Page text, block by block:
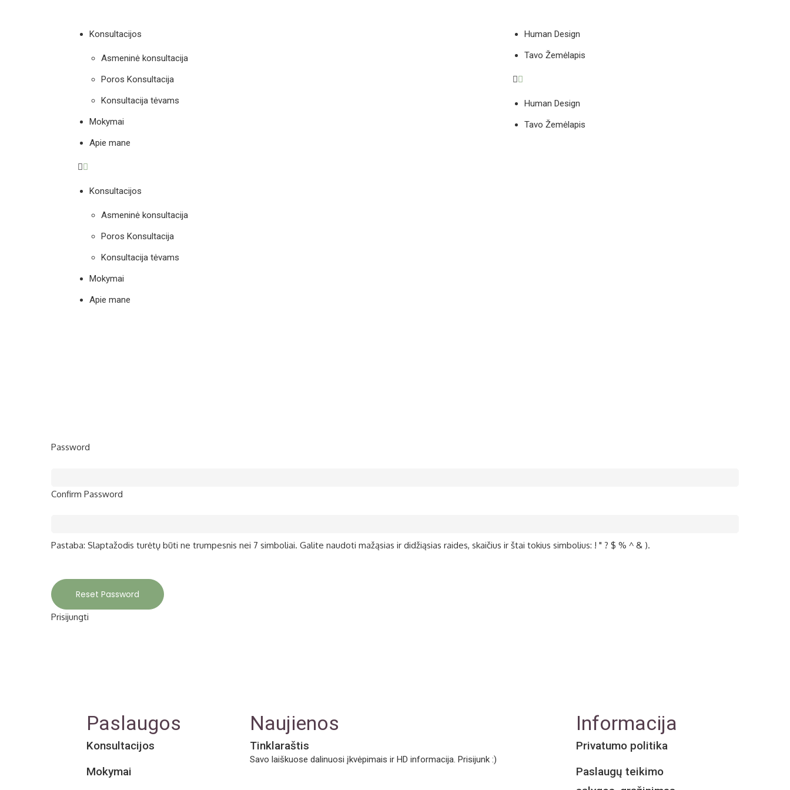
Konsultacijos
Asmeninė konsultacija
Poros Konsultacija
Konsultacija tėvams
Mokymai
Apie mane
Konsultacijos
Asmeninė konsultacija
Poros Konsultacija
Konsultacija tėvams
Mokymai
Apie mane
Human Design
Tavo Žemėlapis
Human Design
Tavo Žemėlapis
Password
Confirm Password
Pastaba: Slaptažodis turėtų būti ne trumpesnis nei 7 simboliai. Galite naudoti mažąsias ir didžiąsias raides, skaičius ir štai tokius simbolius: ! " ? $ % ^ & ).
Prisijungti
Paslaugos
Konsultacijos
Mokymai
Naujienos
Tinklaraštis
Savo laiškuose dalinuosi įkvėpimais ir HD informacija. Prisijunk :)
Informacija
Privatumo politika
Paslaugų teikimo